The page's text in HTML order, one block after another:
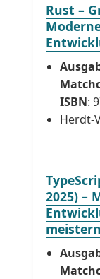
Rust –
ISBN:
Herdt-
2025) –
meistern